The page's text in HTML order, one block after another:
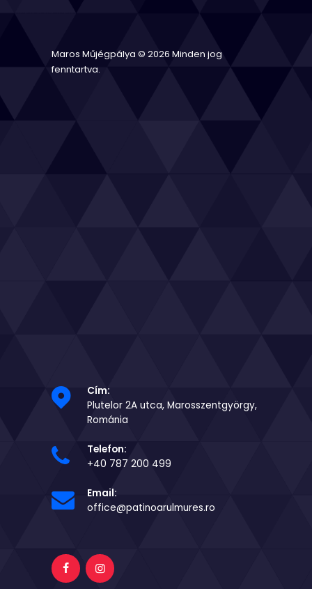
Maros Műjégpálya © 2026 Minden jog
fenntartva.
Cím:
Plutelor 2A utca, Marosszentgyörgy,
Románia
Telefon:
+40 787 200 499
Email:
office@patinoarulmures.ro